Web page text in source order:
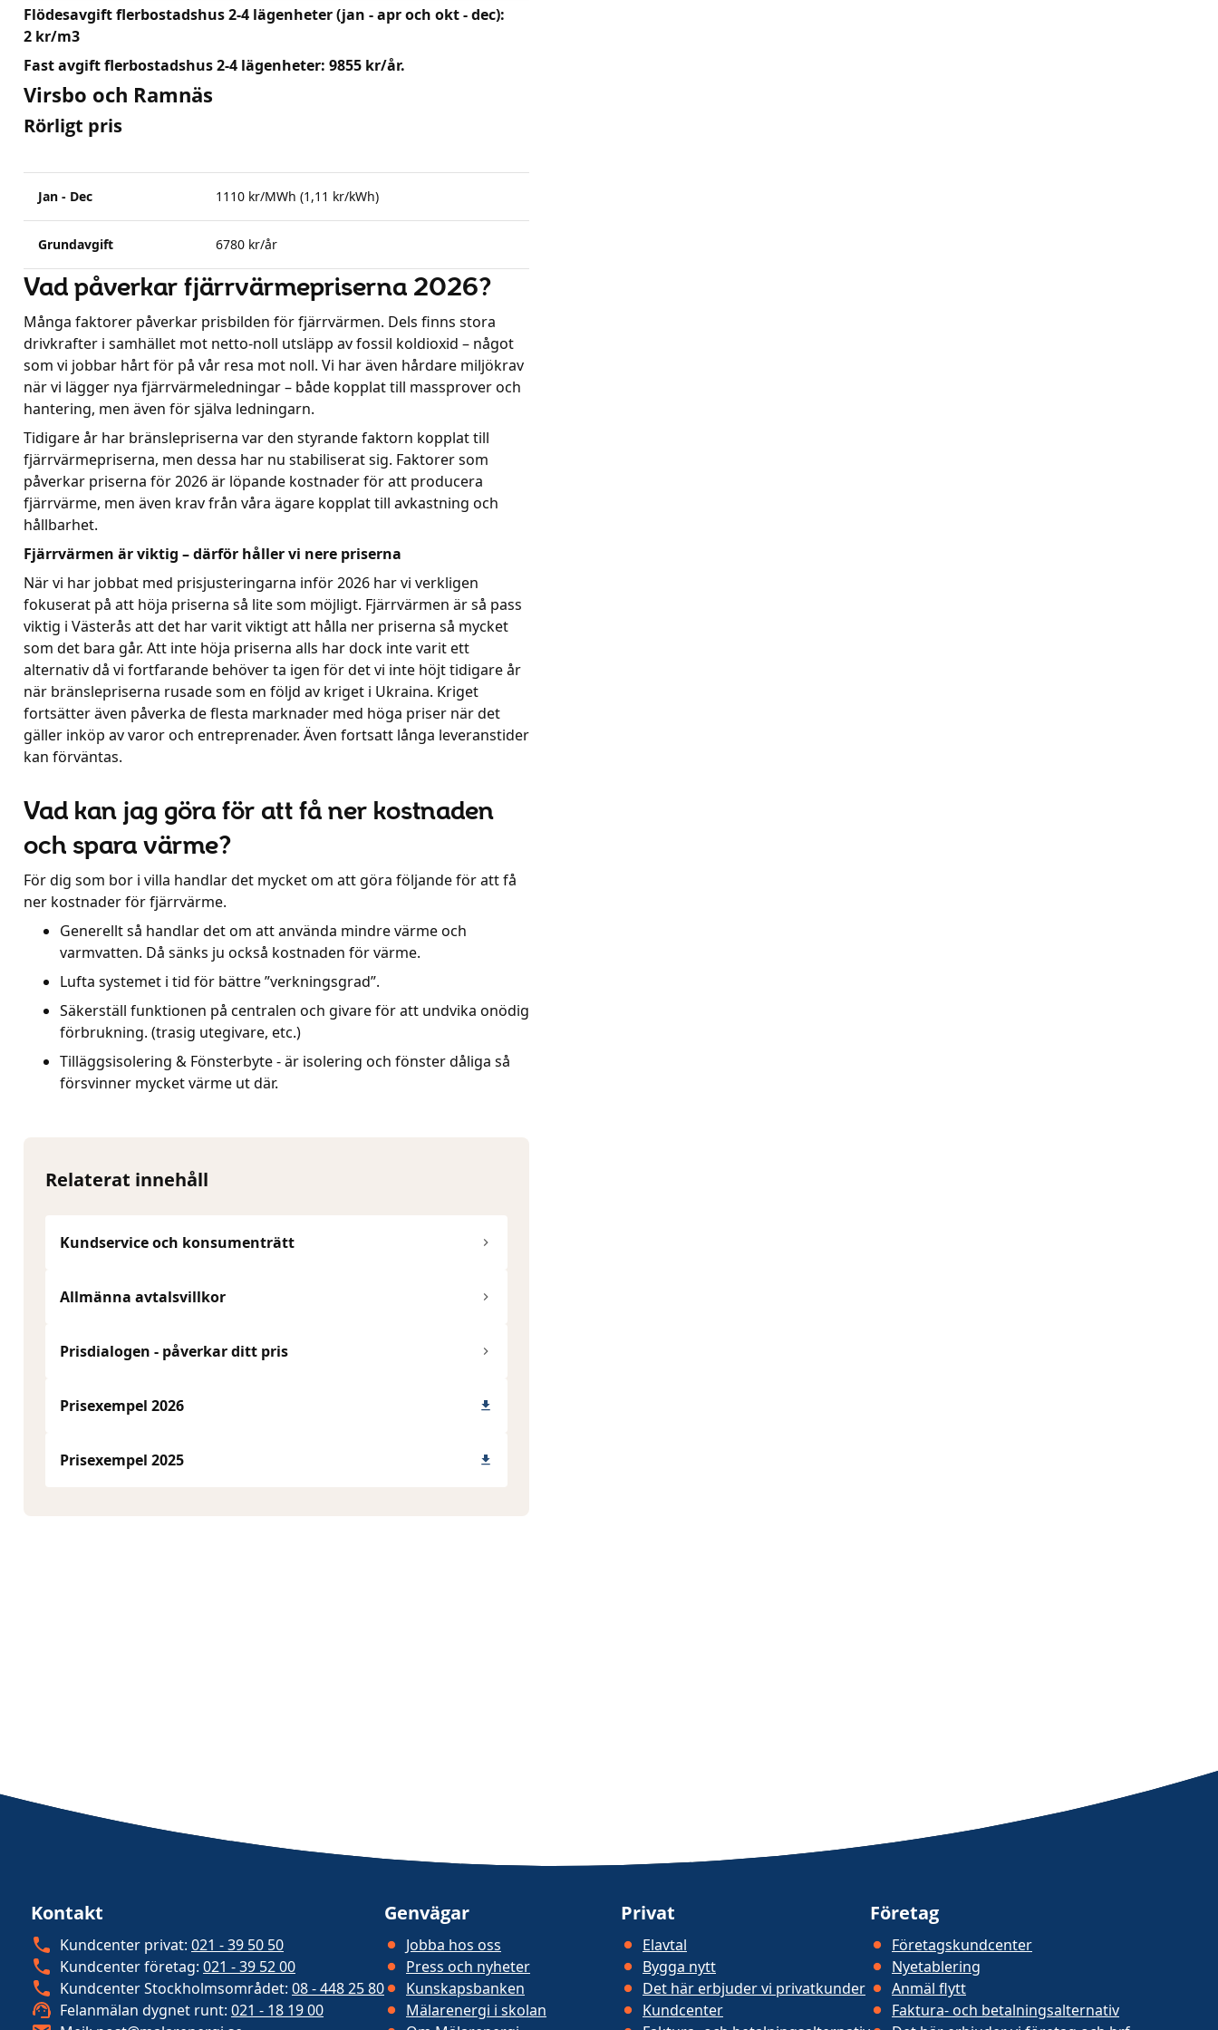
Flödesavgift flerbostadshus 2-4 lägenheter (jan - apr och okt - dec):
2 kr/m3
Fast avgift flerbostadshus 2-4 lägenheter: 9855 kr/år.
Virsbo och Ramnäs
Rörligt pris
Jan - Dec 1110 kr/MWh (1,11 kr/kWh)
Grundavgift 6780 kr/år
Vad påverkar fjärrvärmepriserna 2026?
Många faktorer påverkar prisbilden för fjärrvärmen. Dels finns stora
drivkrafter i samhället mot netto-noll utsläpp av fossil koldioxid – något
som vi jobbar hårt för på vår resa mot noll. Vi har även hårdare miljökrav
när vi lägger nya fjärrvärmeledningar – både kopplat till massprover och
hantering, men även för själva ledningarn.
Tidigare år har bränslepriserna var den styrande faktorn kopplat till
fjärrvärmepriserna, men dessa har nu stabiliserat sig. Faktorer som
påverkar priserna för 2026 är löpande kostnader för att producera
fjärrvärme, men även krav från våra ägare kopplat till avkastning och
hållbarhet.
Fjärrvärmen är viktig – därför håller vi nere priserna
När vi har jobbat med prisjusteringarna inför 2026 har vi verkligen
fokuserat på att höja priserna så lite som möjligt. Fjärrvärmen är så pass
viktig i Västerås att det har varit viktigt att hålla ner priserna så mycket
som det bara går. Att inte höja priserna alls har dock inte varit ett
alternativ då vi fortfarande behöver ta igen för det vi inte höjt tidigare år
när bränslepriserna rusade som en följd av kriget i Ukraina. Kriget
fortsätter även påverka de flesta marknader med höga priser när det
gäller inköp av varor och entreprenader. Även fortsatt långa leveranstider
kan förväntas.
Vad kan jag göra för att få ner kostnaden
och spara värme?
För dig som bor i villa handlar det mycket om att göra följande för att få
ner kostnader för fjärrvärme.
Generellt så handlar det om att använda mindre värme och
varmvatten. Då sänks ju också kostnaden för värme.
Lufta systemet i tid för bättre ”verkningsgrad”.
Säkerställ funktionen på centralen och givare för att undvika onödig
förbrukning. (trasig utegivare, etc.)
Tilläggsisolering & Fönsterbyte - är isolering och fönster dåliga så
försvinner mycket värme ut där.
Relaterat innehåll
Kundservice och konsumenträtt
Allmänna avtalsvillkor
Prisdialogen - påverkar ditt pris
Prisexempel 2026
Prisexempel 2025
Kontakt
Kundcenter privat: 021 - 39 50 50
Kundcenter företag: 021 - 39 52 00
Kundcenter Stockholmsområdet: 08 - 448 25 80
Felanmälan dygnet runt: 021 - 18 19 00
Genvägar
Jobba hos oss
Press och nyheter
Kunskapsbanken
Mälarenergi i skolan
Privat
Elavtal
Bygga nytt
Det här erbjuder vi privatkunder
Kundcenter
Företag
Företagskundcenter
Nyetablering
Anmäl flytt
Faktura- och betalningsalternativ